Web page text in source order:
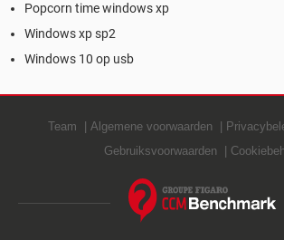
Popcorn time windows xp
Windows xp sp2
Windows 10 op usb
Team Algemene voorwaarden
Gebruiksvoorwaarden